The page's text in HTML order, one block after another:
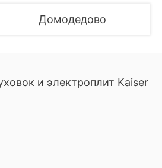
Домодедово